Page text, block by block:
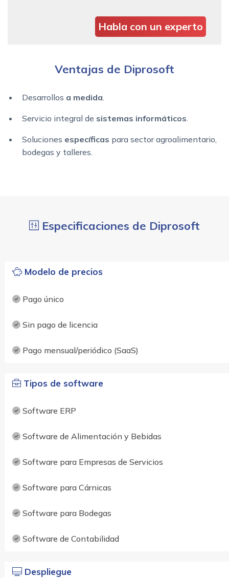
Habla con un experto
Ventajas de Diprosoft
Desarrollos a medida
Servicio integral de sistemas informáticos
Soluciones específicas para sector agroalimentario,
bodegas y talleres.
Especificaciones de Diprosoft
Modelo de precios
Pago único
Sin pago de licencia
Pago mensual/periódico (SaaS)
Tipos de software
Software ERP
Software de Alimentación y Bebidas
Software para Empresas de Servicios
Software para Cárnicas
Software para Bodegas
Software de Contabilidad
Despliegue